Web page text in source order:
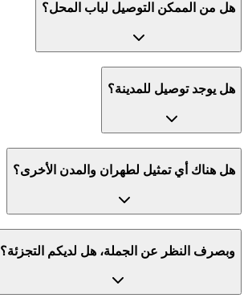
هل من الممكن التوصيل لباب المحل؟
هل يوجد توصيل للمدينة؟
هل هناك أي تمثيل لطهران والمدن الأخرى؟
وبصرف النظر عن الجملة، هل لديكم التجزئة؟